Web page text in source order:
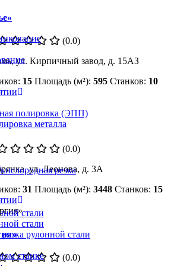
полировка (ЭПП)
металла
резка
стали
стали
рулонной стали
станке
(0.0)
ул. Кирпичный завод, д. 15АЗ
15 Площадь (м²): 595 Станков: 10
(0.0)
ул. Леонова, д. 3А
31 Площадь (м²): 3448 Станков: 15
(0.0)